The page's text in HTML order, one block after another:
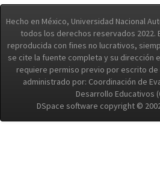
Hecho en México, Universidad Nacional
todos los derechos reservados 2022.
reproducida con fines no lucrativos,
se cite la fuente completa y su dirección
requiere permiso previo por escrito de
administrado por: Coordinación de
Desarrollo Educativos
DSpace software copyright ©